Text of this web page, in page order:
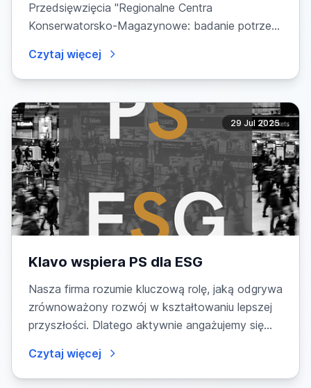
Przedsięwzięcia "Regionalne Centra
Konserwatorsko-Magazynowe: badanie potrzeb
Czytaj więcej
29 Jul 2025
Klavo wspiera PS dla ESG
Nasza firma rozumie kluczową rolę, jaką odgrywa
zrównoważony rozwój w kształtowaniu lepszej
przyszłości. Dlatego aktywnie angażujemy się
Czytaj więcej